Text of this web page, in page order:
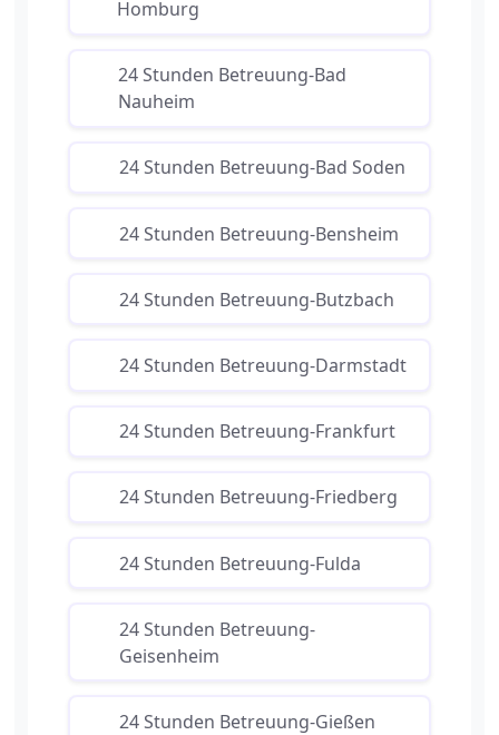
Homburg
24 Stunden Betreuung-Bad
Nauheim
24 Stunden Betreuung-Bad Soden
24 Stunden Betreuung-Bensheim
24 Stunden Betreuung-Butzbach
24 Stunden Betreuung-Darmstadt
24 Stunden Betreuung-Frankfurt
24 Stunden Betreuung-Friedberg
24 Stunden Betreuung-Fulda
24 Stunden Betreuung-
Geisenheim
24 Stunden Betreuung-Gießen